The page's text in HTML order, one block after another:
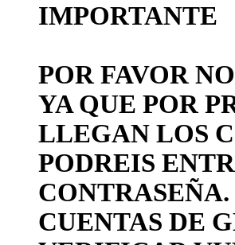
IMPORTANTE
POR FAVOR
YA QUE POR
LLEGAN LOS
PODREIS
CUENTAS DE